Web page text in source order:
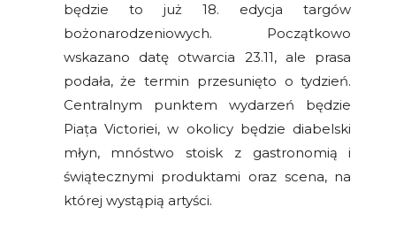
będzie to już 18. edycja targów
bożonarodzeniowych. Początkowo
wskazano datę otwarcia 23.11, ale prasa
podała, że termin przesunięto o tydzień.
Centralnym punktem wydarzeń będzie
Piața Victoriei, w okolicy będzie diabelski
młyn, mnóstwo stoisk z gastronomią i
świątecznymi produktami oraz scena, na
której wystąpią artyści.